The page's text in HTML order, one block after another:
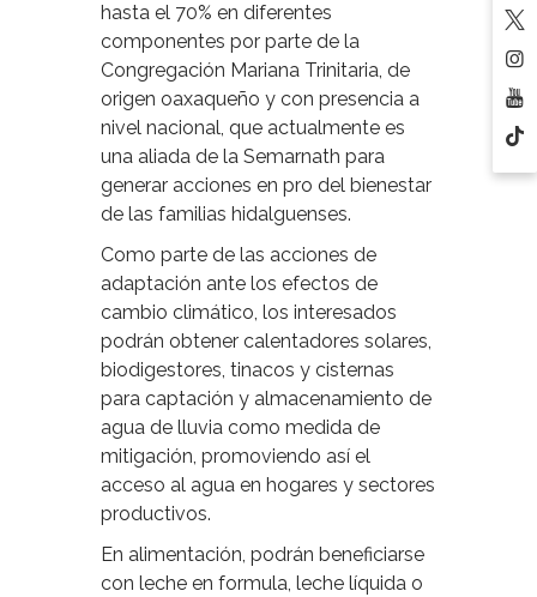
hasta el 70% en diferentes
componentes por parte de la
Congregación Mariana Trinitaria, de
origen oaxaqueño y con presencia a
nivel nacional, que actualmente es
una aliada de la Semarnath para
generar acciones en pro del bienestar
de las familias hidalguenses.
Como parte de las acciones de
adaptación ante los efectos de
cambio climático, los interesados
podrán obtener calentadores solares,
biodigestores, tinacos y cisternas
para captación y almacenamiento de
agua de lluvia como medida de
mitigación, promoviendo así el
acceso al agua en hogares y sectores
productivos.
En alimentación, podrán beneficiarse
con leche en formula, leche líquida o